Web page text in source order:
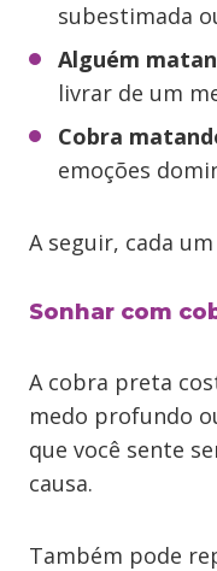
subestimada
Alguém
livrar de um
Cobra
emoções
A seguir, cada
Sonhar com
A cobra preta
medo profundo
que você sente
causa.
Também pode